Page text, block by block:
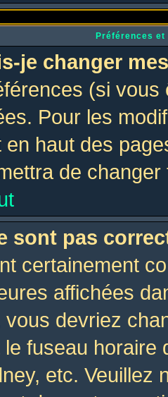
Préférences
je changer
(si
Pour les
en haut des
de
sont pas
certainement
affichées
devriez
fuseau
etc. Veuillez